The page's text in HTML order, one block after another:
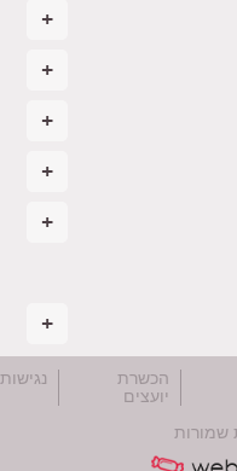
הכשרת
יועצים
נגישות